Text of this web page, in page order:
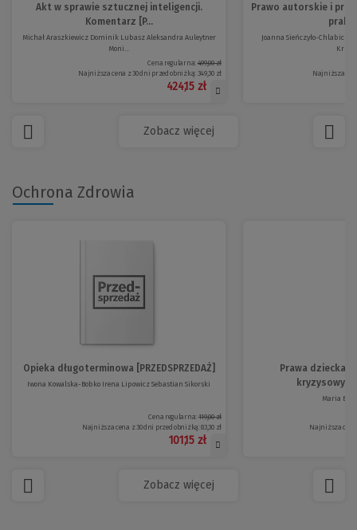
Akt w sprawie sztucznej inteligencji.
Komentarz [P...
Michał Araszkiewicz Dominik Lubasz Aleksandra Auleytner
Moni...
Cena regularna:499,00 zł
Najniższa cena z 30 dni przed obniżką: 349,30 zł
424,15 zł
Prawo autorskie i
Joanna Sieńczyło-Chlabicz
Najniższa
Zobacz więcej
Ochrona Zdrowia
Opieka długoterminowa [PRZEDSPRZEDAŻ]
Iwona Kowalska-Bobko Irena Lipowicz Sebastian Sikorski
Cena regularna:119,00 zł
Najniższa cena z 30 dni przed obniżką:83,30 zł
101,15 zł
Prawa dziecka
Maria
Najniższa
Zobacz więcej